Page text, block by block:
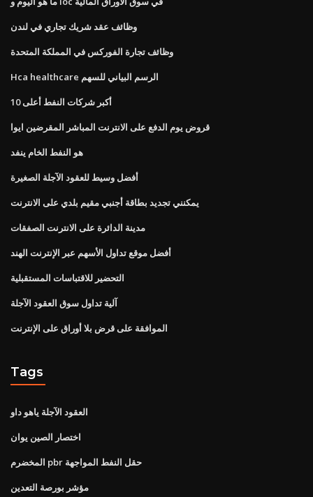
وظائف عقد شريك تجاري في لندن
وظائف تجارة الفوركس في المملكة المتحدة
Hca healthcare الرسم البياني للسهم
أكبر شركات النفط أعلى 10
قروض يوم الدفع على الانترنت المباشر المقرضين ايوا
هو النفط الخام ينفد
أفضل وسيط للعقود الآجلة الصغيرة
يمكنني تجديد بطاقة أجنبي مقيم بلدي على الانترنت
مدينة الدائرة على الانترنت الصفقات
أفضل موقع تداول الأسهم عبر الإنترنت الهند
التحضير للاقتباسات المستقبلية
آلية تداول سوق العقود الآجلة
الموافقة على قرض بلا أوراق على الإنترنت
Tags
العقود الآجلة ياهو داو
اختصار الصين يوان
المخضرم pbr حقل النفط المواجهة
مؤشر بورصة التعدين